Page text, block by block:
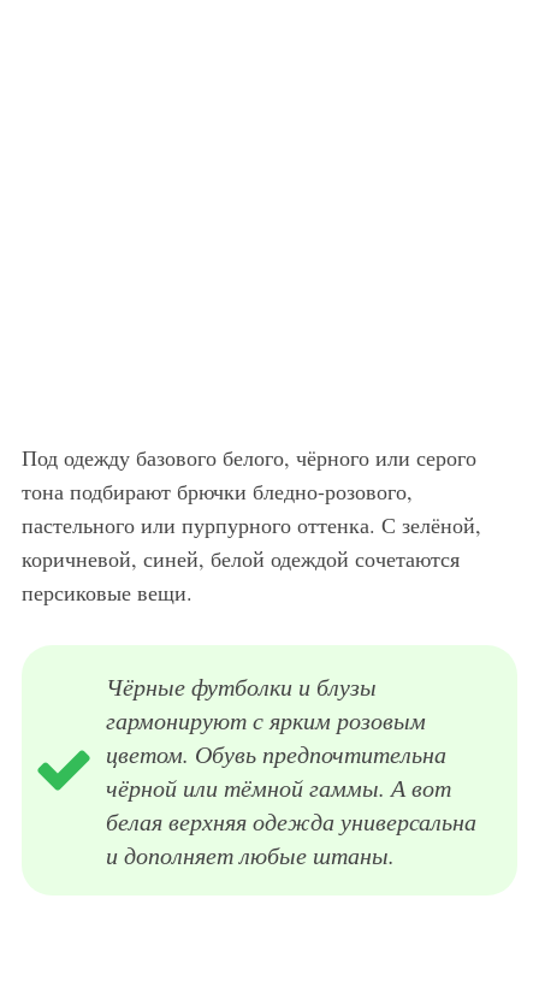
Под одежду базового белого, чёрного или серого
тона подбирают брючки бледно-розового,
пастельного или пурпурного оттенка. С зелёной,
коричневой, синей, белой одеждой сочетаются
персиковые вещи.
Чёрные футболки и блузы
гармонируют с ярким розовым
цветом. Обувь предпочтительна
чёрной или тёмной гаммы. А вот
белая верхняя одежда универсальна
и дополняет любые штаны.